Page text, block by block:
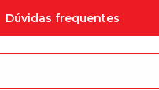
Dúvidas frequentes